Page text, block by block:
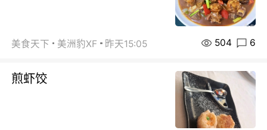
美食天下 美洲豹XF 昨天15:05 504 6
煎虾饺